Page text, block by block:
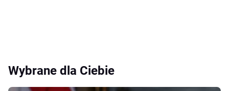
Wybrane dla Ciebie